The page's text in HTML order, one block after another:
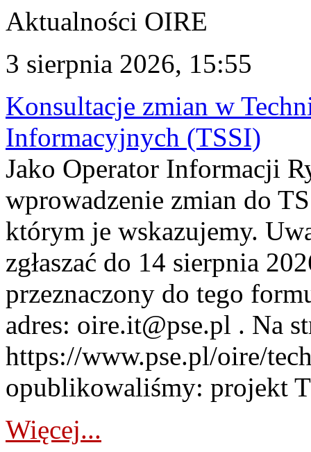
Aktualności OIRE
3 sierpnia 2026, 15:55
Konsultacje zmian w
Informacyjnych (TSSI)
Jako Operator Informacji
wprowadzenie zmian do
którym je wskazujemy.
zgłaszać do 14 sierpnia
przeznaczony do tego
adres: oire.it@pse.pl . Na
https://www.pse.pl/oire/
opublikowaliśmy: projekt
Więcej...